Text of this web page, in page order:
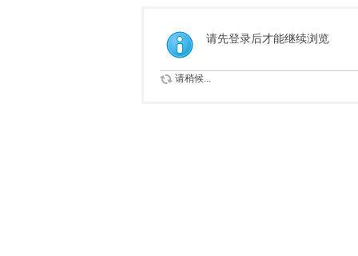
索
请先登录后才能继续浏览
请稍候...